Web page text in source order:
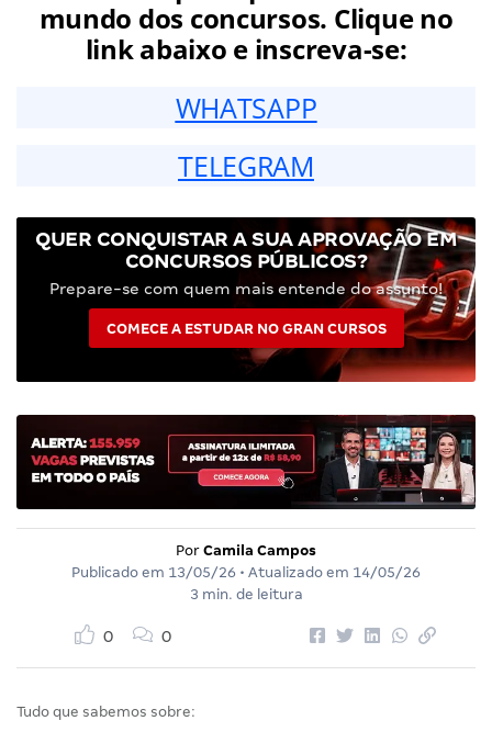
mundo dos concursos. Clique no
link abaixo e inscreva-se:
WHATSAPP
TELEGRAM
QUER CONQUISTAR A SUA APROVAÇÃO EM
CONCURSOS PÚBLICOS?
Prepare-se com quem mais entende do assunto!
COMECE A ESTUDAR NO GRAN CURSOS
Por Camila Campos
Publicado em 13/05/26 • Atualizado em 14/05/26
3 min. de leitura
0 0
Tudo que sabemos sobre: